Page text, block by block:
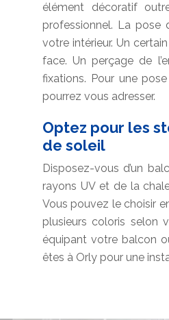
élément décoratif
professionnel. La pose
votre intérieur. Un
face. Un perçage de
fixations. Pour une
pourrez vous adresser.
Optez pour les
de soleil
Disposez-vous d’un
rayons UV et de la
Vous pouvez le choisir
plusieurs coloris selon
équipant votre balcon
êtes à Orly pour une